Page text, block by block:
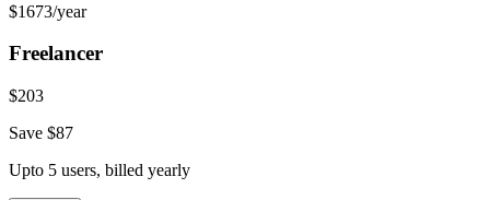
$1673/year
Freelancer
$203
Save $87
Upto 5 users, billed yearly